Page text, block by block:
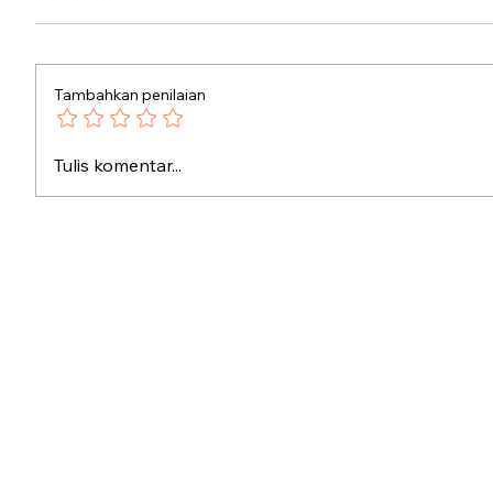
Kenapa Kata
“Bersiap” Memancing
Tambahkan penilaian
Tulis komentar...